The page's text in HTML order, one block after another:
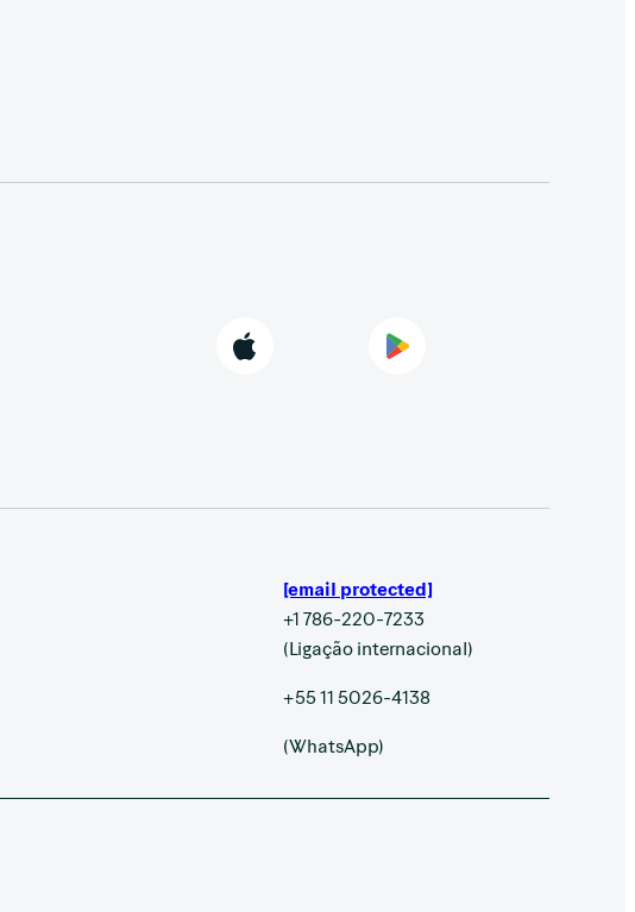
[email protected]
+1 786-220-7233
(Ligação internacional)
+55 11 5026-4138
(WhatsApp)